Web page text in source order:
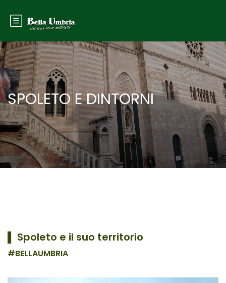
SPOLETO E DINTORNI
▌ Spoleto e il suo territorio
#BELLAUMBRIA